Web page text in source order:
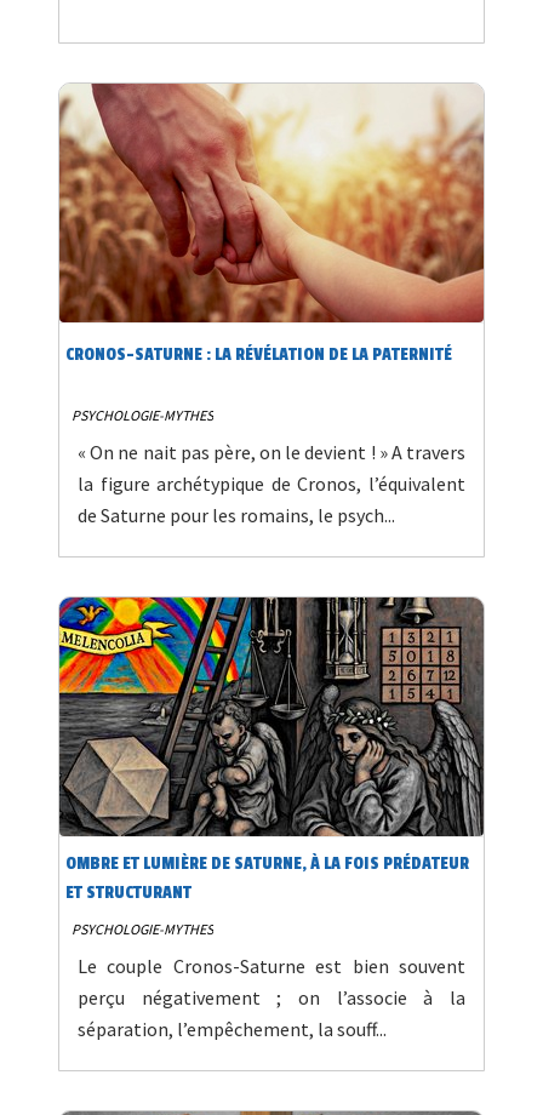
CRONOS-SATURNE : LA RÉVÉLATION DE LA PATERNITÉ
PSYCHOLOGIE-MYTHES
« On ne nait pas père, on le devient ! » A travers
la figure archétypique de Cronos, l’équivalent
de Saturne pour les romains, le psych...
OMBRE ET LUMIÈRE DE SATURNE, À LA FOIS PRÉDATEUR
ET STRUCTURANT
PSYCHOLOGIE-MYTHES
Le couple Cronos-Saturne est bien souvent
perçu négativement ; on l’associe à la
séparation, l’empêchement, la souff...